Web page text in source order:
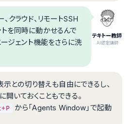
テキトー教師
.AI認定講師
クラウド、リモートSSH
を同時に動かせるんで
ジェント機能をさらに洗
との切り替えも自由にできるし、
開いておくこともできる。
から「Agents Window」で起動